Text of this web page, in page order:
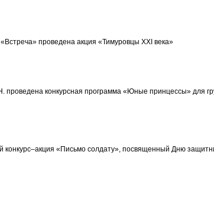
проведена акция «Тимуровцы XXI века»
конкурсная программа «Юные принцессы» для
«Письмо солдату», посвященный Дню